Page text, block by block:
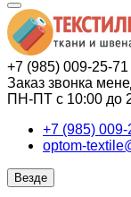
+7 (985) 009-25-71
Заказ звонка
ПН-ПТ с 10:00 до
+7 (985) 009-
optom-
Везде